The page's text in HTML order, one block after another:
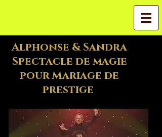
Alphonse & Sandra
Spectacle de magie
pour Mariage de
prestige